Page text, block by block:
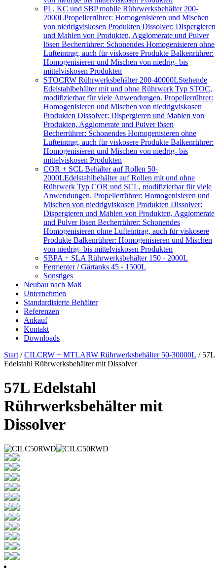
PL, KC und SBP mobile Rührwerksbehälter 200-
2000LPropellerrührer: Homogenisieren und Mischen
von niedrigviskosen Produkten Dissolver: Dispergieren
und Mahlen von Produkten, Agglomerate und Pulver
lösen Becherrührer: Schonendes Homogenisieren ohne
Lufteintrag, auch für viskosere Produkte Balkenrührer:
Homogenisieren und Mischen von niedrig- bis
mittelviskosen Produkten
STOCRW Rührwerksbehälter 200-40000LStehende
Edelstahlbehälter mit und ohne Rührwerk Typ STOC,
modifizierbar für viele Anwendungen. Propellerrührer:
Homogenisieren und Mischen von niedrigviskosen
Produkten Dissolver: Dispergieren und Mahlen von
Produkten, Agglomerate und Pulver lösen
Becherrührer: Schonendes Homogenisieren ohne
Lufteintrag, auch für viskosere Produkte Balkenrührer:
Homogenisieren und Mischen von niedrig- bis
mittelviskosen Produkten
COR + SCL Behälter auf Rollen 50-
2000LEdelstahlbehälter auf Rollen mit und ohne
Rührwerk Typ COR und SCL, modifizierbar für viele
Anwendungen. Propellerrührer: Homogenisieren und
Mischen von niedrigviskosen Produkten Dissolver:
Dispergieren und Mahlen von Produkten, Agglomerate
und Pulver lösen Becherrührer: Schonendes
Homogenisieren ohne Lufteintrag, auch für viskosere
Produkte Balkenrührer: Homogenisieren und Mischen
von niedrig- bis mittelviskosen Produkten
SBPA + SLA Rührwerksbehälter 150 - 2000L
Fermenter / Gärtanks 45 - 1500L
Sonstiges
Neubau nach Maß
Unternehmen
Standardisierte Behälter
Referenzen
Ankauf
Kontakt
Downloads
Start /CILCRW + MTLARW Rührwerksbehälter 50-30000L / 57L
Edelstahl Rührwerksbehälter mit Dissolver
57L Edelstahl
Rührwerksbehälter mit
Dissolver